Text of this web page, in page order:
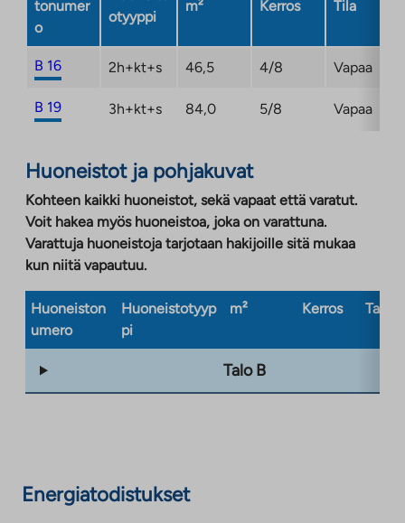
tonumer
o
otyyppi
m² Kerros Tila
B 16 2h+kt+s 46,5 4/8 Vapaa
B 19 3h+kt+s 84,0 5/8 Vapaa
Huoneistot ja pohjakuvat
Kohteen kaikki huoneistot, sekä vapaat että varatut.
Voit hakea myös huoneistoa, joka on varattuna.
Varattuja huoneistoja tarjotaan hakijoille sitä mukaa
kun niitä vapautuu.
Huoneiston
umero
Huoneistotyyp
pi
m² Kerros
Talo B
Energiatodistukset